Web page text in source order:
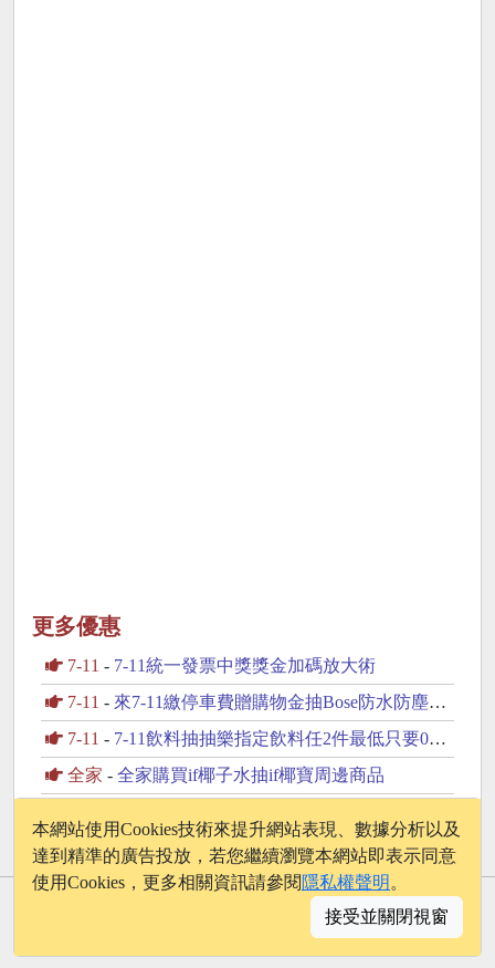
更多優惠
7-11 - 7-11統一發票中獎獎金加碼放大術
7-11 - 來7-11繳停車費贈購物金抽Bose防水防塵藍芽喇叭
7-11 - 7-11飲料抽抽樂指定飲料任2件最低只要0元起
全家 - 全家購買if椰子水抽if椰寶周邊商品
© 2026 - onelife.tw
隱私權政策│聯絡我們
本網站使用Cookies技術來提升網站表現、數據分析以及
達到精準的廣告投放，若您繼續瀏覽本網站即表示同意
使用Cookies，更多相關資訊請參閱 隱私權聲明 。
接受並關閉視窗